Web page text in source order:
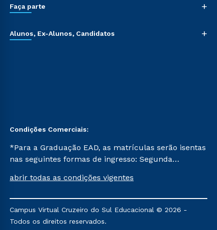
Faça parte +
Alunos, Ex-Alunos, Candidatos +
Condições Comerciais:
*Para a Graduação EAD, as matrículas serão isentas
nas seguintes formas de ingresso: Segunda
Já para as demais, a taxa de matrícula será de R$
mencionadas são referentes aos cursos: Ensino
Religioso, Geografia para a Docência e Metodologia
abrir todas as condições vigentes
Campus Virtual Cruzeiro do Sul Educacional © 2026 -
Todos os direitos reservados.